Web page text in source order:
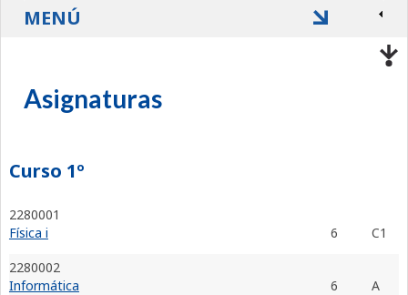
Asignaturas
Curso 1º
2280001
Física i
6
C1
2280002
Informática
6
A
MENÚ